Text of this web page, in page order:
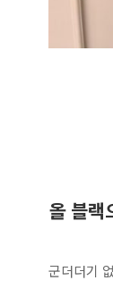
올 블랙
군더더기